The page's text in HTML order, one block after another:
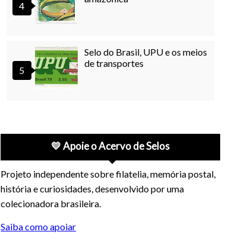
Selo do Brasil, UPU e os meios
de transportes
💛 Apoie o Acervo de Selos
Projeto independente sobre filatelia, memória postal,
história e curiosidades, desenvolvido por uma
colecionadora brasileira.
Saiba como apoiar